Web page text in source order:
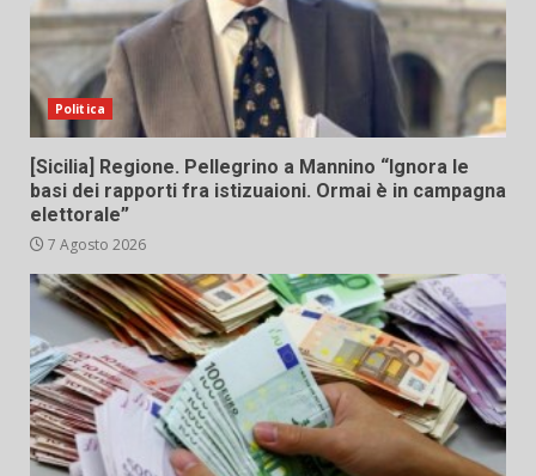
Politica
[Sicilia] Regione. Pellegrino a Mannino “Ignora le
basi dei rapporti fra istizuaioni. Ormai è in campagna
elettorale”
7 Agosto 2026